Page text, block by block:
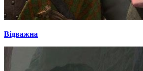
Відважна